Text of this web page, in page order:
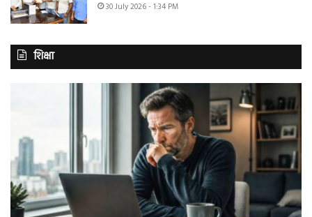
30 July 2026 - 1:34 PM
शिक्षा